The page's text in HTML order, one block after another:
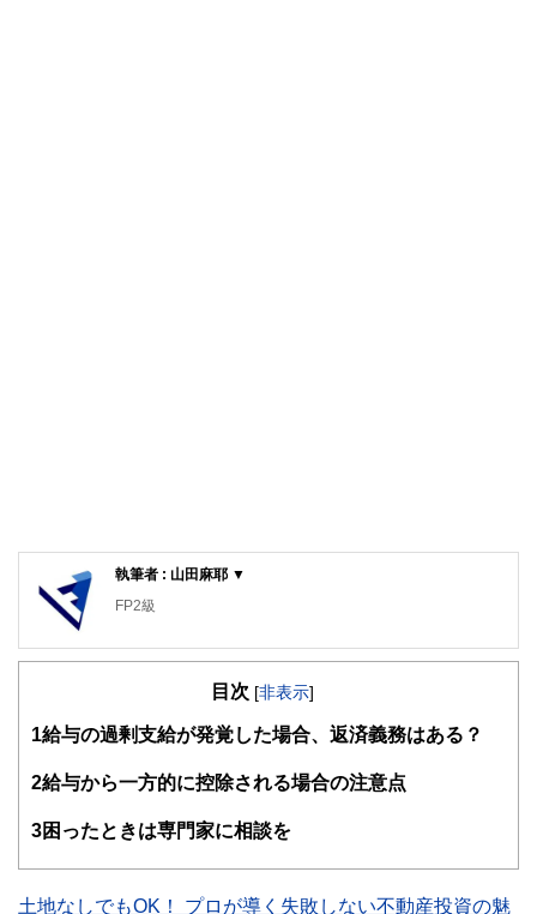
執筆者 : 山田麻耶 ▼
FP2級
目次 [非表示]
1 給与の過剰支給が発覚した場合、返済義務はある？
2給与から一方的に控除される場合の注意点
3困ったときは専門家に相談を
土地なしでもOK！ プロが導く失敗しない不動産投資の魅